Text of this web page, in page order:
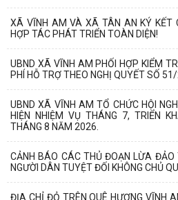
XÃ VĨNH AM VÀ XÃ TÂN AN KÝ KẾT
HỢP TÁC PHÁT TRIỂN TOÀN DIỆN!
UBND XÃ VĨNH AM PHỐI HỢP KIỂM
PHÍ HỖ TRỢ THEO NGHỊ QUYẾT SỐ
UBND XÃ VĨNH AM TỔ CHỨC HỘI
HIỆN NHIỆM VỤ THÁNG 7, TRIỂN
THÁNG 8 NĂM 2026.
CẢNH BÁO CÁC THỦ ĐOẠN LỪA ĐẢO
NGƯỜI DÂN TUYỆT ĐỐI KHÔNG CHỦ
ĐỊA CHỈ ĐỎ TRÊN QUÊ HƯƠNG VĨNH